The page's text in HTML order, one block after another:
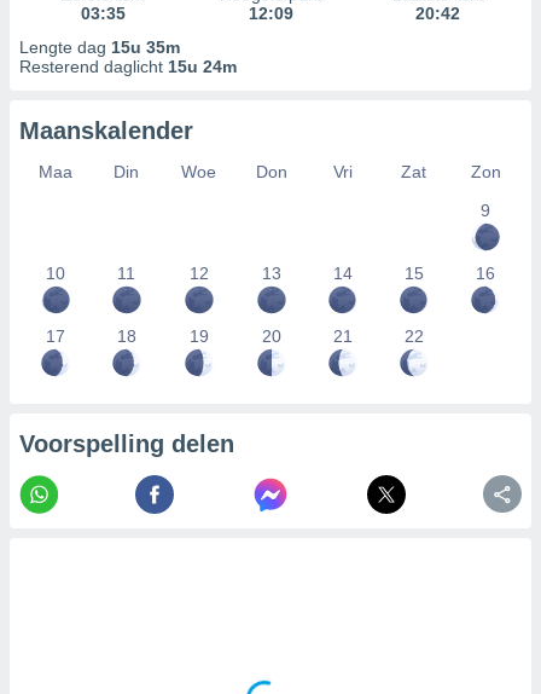
03:35
12:09
20:42
Lengte dag 15u 35m
Resterend daglicht 15u 24m
Maanskalender
Maa Din Woe Don Vri Zat
Zon
9
10 11 12 13 14 15 16
17 18 19 20 21 22
Voorspelling delen